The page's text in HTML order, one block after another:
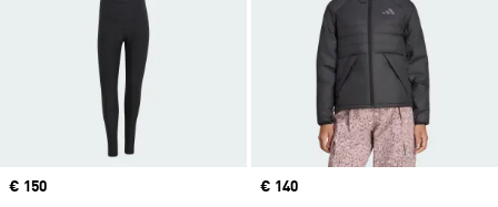
Precio
€ 150
Precio
€ 140